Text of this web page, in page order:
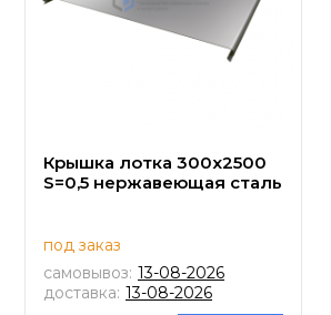
Крышка лотка 300х2500
S=0,5 нержавеющая сталь
под заказ
самовывоз: 13-08-2026
доставка: 13-08-2026